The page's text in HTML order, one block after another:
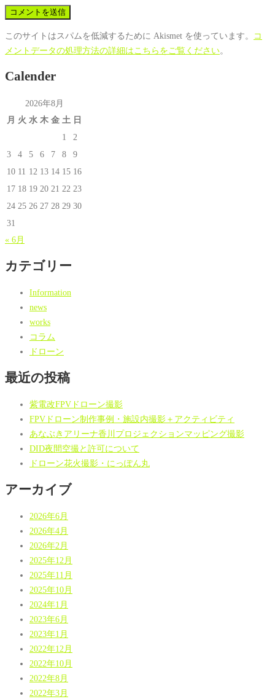
このサイトはスパムを低減するために Akismet を使っています。
コ
メントデータの処理方法の詳細はこちらをご覧ください。
Calender
2026年8月
月 火 水 木 金 土 日
1
2
3
4 5 6 7 8
9
10 11 12 13 14 15 16
17 18 19 20 21 22 23
24 25 26 27 28 29 30
31
« 6月
カテゴリー
Information
news
works
コラム
ドローン
最近の投稿
紫電改FPVドローン撮影
FPVドローン制作事例・施設内撮影＋アクティビティ
あなぶきアリーナ香川プロジェクションマッピング撮影
DID夜間空撮と許可について
ドローン花火撮影・にっぽん丸
アーカイブ
2026年6月
2026年4月
2026年2月
2025年12月
2025年11月
2025年10月
2024年1月
2023年6月
2023年1月
2022年12月
2022年10月
2022年8月
2022年3月